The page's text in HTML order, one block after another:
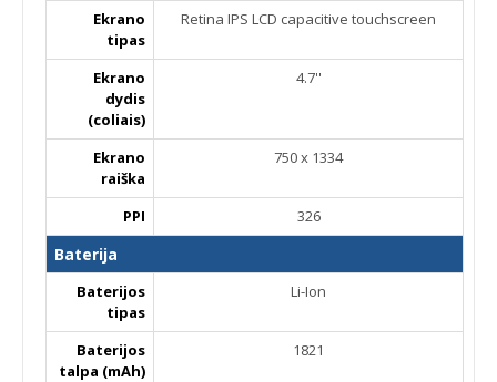
Ekrano
tipas
Retina IPS LCD capacitive touchscreen
Ekrano
dydis
(coliais)
4.7''
Ekrano
raiška
750 x 1334
PPI 326
Baterija
Baterijos
tipas
Li-Ion
Baterijos
talpa (mAh)
1821